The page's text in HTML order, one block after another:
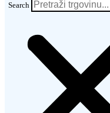
Search